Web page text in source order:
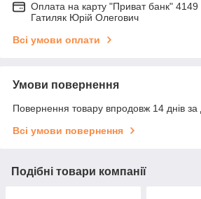
Оплата на карту "Приват банк"
Гатиляк Юрій Олегович
Всі умови оплати
Умови повернення
Повернення товару впродовж 14 днів за
Всі умови повернення
Подібні товари компанії